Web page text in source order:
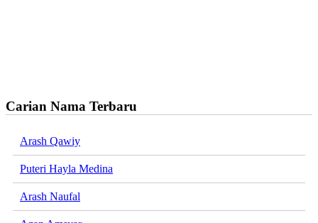
Carian Nama Terbaru
Arash Qawiy
Puteri Hayla Medina
Arash Naufal